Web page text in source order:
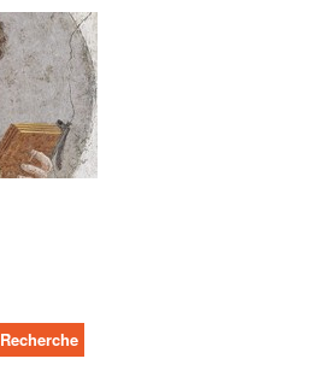
Recherche